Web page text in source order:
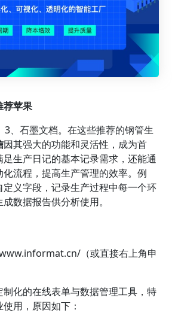
荐苹果
3、石墨文档。在这些推荐的钢管生
因其强大的功能和灵活性，成为首
生产日记的基本记录需求，还能通
化流程，提高生产管理的效率。例
义字段，记录生产过程中每一个环
数据报告供分析使用。
（或直接右上角申
制化的在线表单与数据管理工具，特
用，原因如下：